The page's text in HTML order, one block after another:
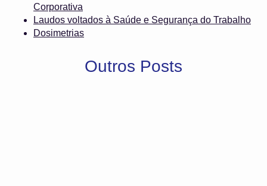
Corporativa
Laudos voltados à Saúde e Segurança do Trabalho
Dosimetrias
Outros Posts